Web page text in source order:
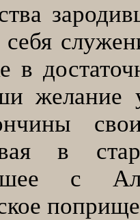
себя
в
желание
в
с